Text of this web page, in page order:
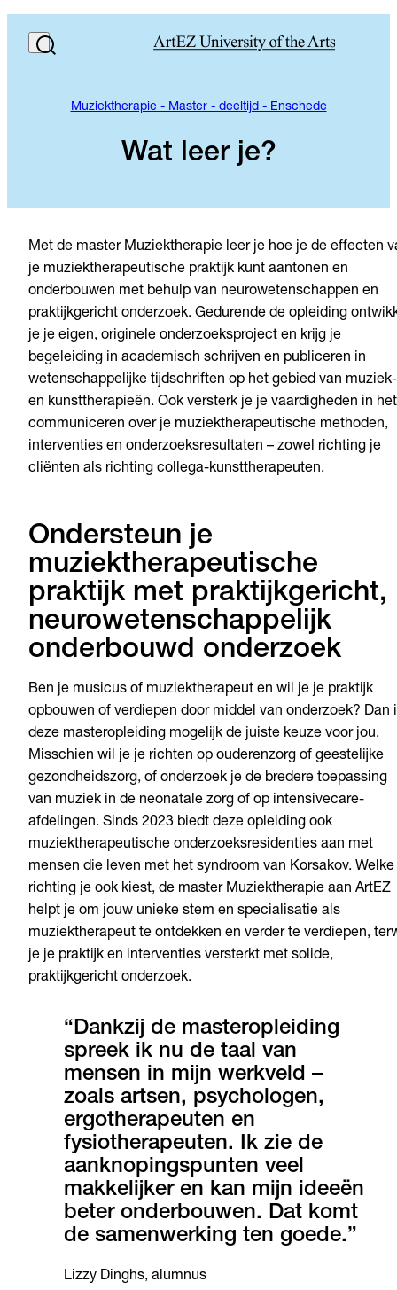
Muziektherapie - Master - deeltijd - Enschede
Wat leer je?
Met de master Muziektherapie leer je hoe je de effecten
je muziektherapeutische praktijk kunt aantonen en
onderbouwen met behulp van neurowetenschappen en
praktijkgericht onderzoek. Gedurende de opleiding
je je eigen, originele onderzoeksproject en krijg je
begeleiding in academisch schrijven en publiceren in
wetenschappelijke tijdschriften op het gebied van muziek-
en kunsttherapieën. Ook versterk je je vaardigheden in het
communiceren over je muziektherapeutische methoden,
interventies en onderzoeksresultaten – zowel richting je
cliënten als richting collega-kunsttherapeuten.
Ondersteun je
muziektherapeutische
praktijk met praktijkgericht,
neurowetenschappelijk
onderbouwd onderzoek
Ben je musicus of muziektherapeut en wil je je praktijk
opbouwen of verdiepen door middel van onderzoek? Dan
deze masteropleiding mogelijk de juiste keuze voor jou.
Misschien wil je je richten op ouderenzorg of geestelijke
gezondheidszorg, of onderzoek je de bredere toepassing
van muziek in de neonatale zorg of op intensivecare-
afdelingen. Sinds 2023 biedt deze opleiding ook
muziektherapeutische onderzoeksresidenties aan met
mensen die leven met het syndroom van Korsakov. Welke
richting je ook kiest, de master Muziektherapie aan ArtEZ
helpt je om jouw unieke stem en specialisatie als
muziektherapeut te ontdekken en verder te verdiepen,
je je praktijk en interventies versterkt met solide,
praktijkgericht onderzoek.
“Dankzij de masteropleiding
spreek ik nu de taal van
mensen in mijn werkveld –
zoals artsen, psychologen,
ergotherapeuten en
fysiotherapeuten. Ik zie de
aanknopingspunten veel
makkelijker en kan mijn ideeën
beter onderbouwen. Dat komt
de samenwerking ten goede.”
Lizzy Dinghs, alumnus